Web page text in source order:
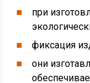
при
фиксация
они